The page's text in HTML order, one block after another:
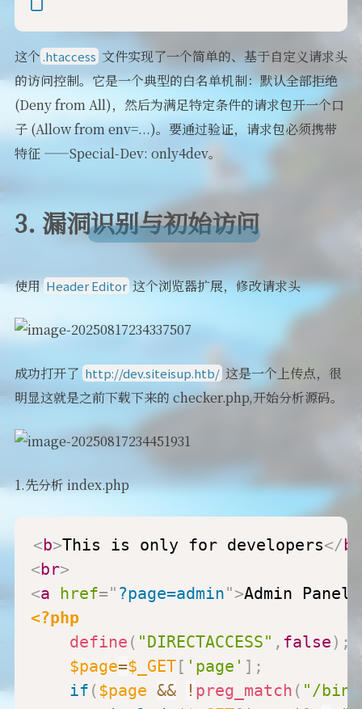
这个.htaccess文件实现了一个简单的、基于自定义请求头
的访问控制。它是一个典型的白名单机制：默认全部拒绝
(Deny from All)，然后为满足特定条件的请求包开一个口
子 (Allow from env=...)。要通过验证，请求包必须携带
特征 ——Special-Dev: only4dev。
3. 漏洞识别与初始访问
使用Header Editor这个浏览器扩展，修改请求头
成功打开了 http://dev.siteisup.htb/这是一个上传点，很
明显这就是之前下载下来的 checker.php,开始分析源码。
1.先分析 index.php
<b>This is only for developers</b
<br>
<a href=" ?page=admin">Admin Panel
<?php
define ( "DIRECTACCESS" , false) ;
$page=$_GET[ 'page' ] ;
if ($page && ! preg_match ( "/